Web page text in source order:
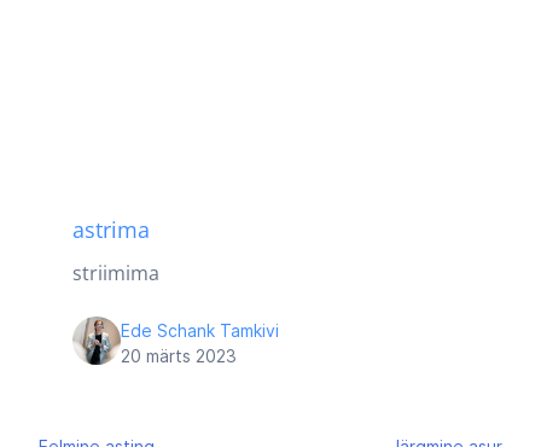
astrima
striimima
Ede Schank Tamkivi
20 märts 2023